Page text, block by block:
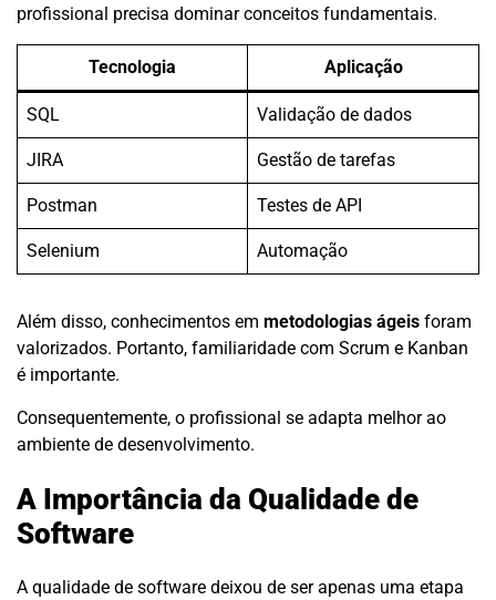
profissional precisa dominar conceitos fundamentais.
Tecnologia Aplicação
SQL Validação de dados
JIRA Gestão de tarefas
Postman Testes de API
Selenium Automação
Além disso, conhecimentos em metodologias ágeis foram
valorizados. Portanto, familiaridade com Scrum e Kanban
é importante.
Consequentemente, o profissional se adapta melhor ao
ambiente de desenvolvimento.
A Importância da Qualidade de
Software
A qualidade de software deixou de ser apenas uma etapa